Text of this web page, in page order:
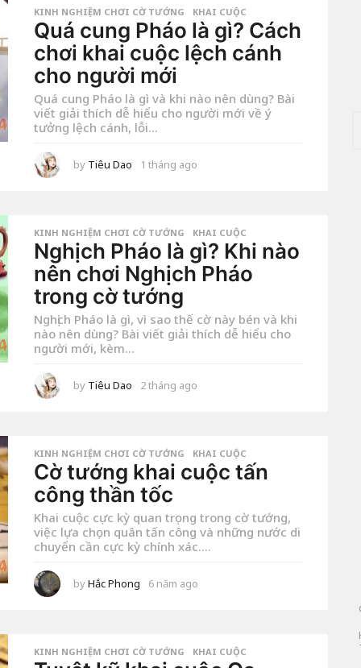
KINH NGHIỆM CHƠI CỜ TƯỚNG ,KHAI CUỘC
Quá cung Pháo là gì? Cách
chơi khai cuộc lệch cánh
cho người mới
Quá cung Pháo là gì và khi nào nên dùng? Bài
viết giải thích dễ hiểu cho người mới về ý
tưởng lệch cánh, lỗi...
by Tiêu Dao 1 tháng ago
g
o
KINH NGHIỆM CHƠI CỜ TƯỚNG ,KHAI CUỘC
Nghịch Pháo là gì? Khi nào
nên chơi Nghịch Pháo
trong cờ tướng
Nghịch Pháo là gì, vì sao thế cờ này bén và khi
nào nên dùng? Bài viết giải thích dễ hiểu cho
người mới, kèm...
by Tiêu Dao 2 tháng ago
a
g
o
KINH NGHIỆM CHƠI CỜ TƯỚNG ,KHAI CUỘC
Cờ tướng khai cuộc tấn
công thần tốc
Khai cuộc cực kỳ quan trọng trong cờ tướng,
việc lựa chọn quân tấn công và những nước di
chuyển cần cực kỳ chính xác....
byHắc Phong 6 năm ago
a
g
KINH NGHIỆM CHƠI CỜ TƯỚNG ,KHAI CUỘC